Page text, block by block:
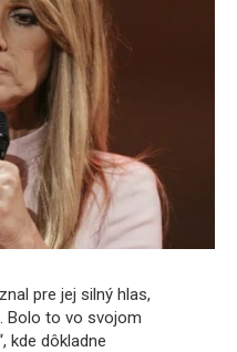
pre jej silný hlas,
Bolo to vo svojom
kde dôkladne